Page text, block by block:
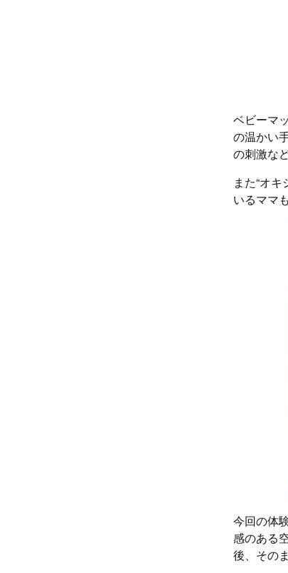
ベビーマ
の温かい
の刺激な
また“オ
いるママ
今回の体
感のある
後、その